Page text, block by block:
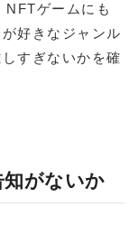
NFTゲームにも
好きなジャンル
すぎないかを確
知がないか